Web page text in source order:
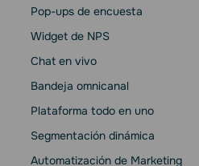
Pop-ups de encuesta
Widget de NPS
Chat en vivo
Bandeja omnicanal
Plataforma todo en uno
Segmentación dinámica
Automatización de Marketing